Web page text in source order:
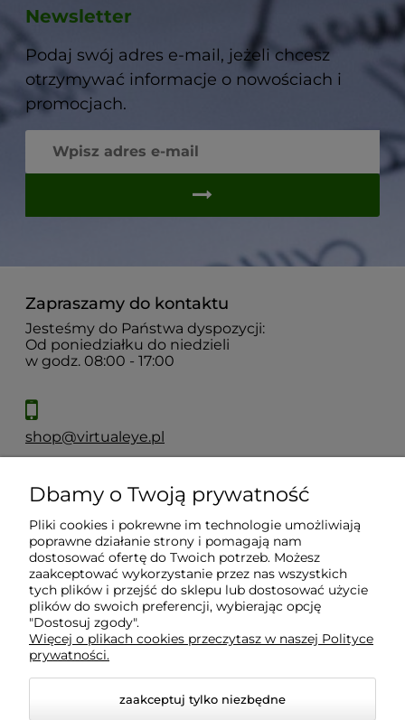
Newsletter
Podaj swój adres e-mail, jeżeli chcesz
otrzymywać informacje o nowościach i
promocjach.
Zapraszamy do kontaktu
Jesteśmy do Państwa dyspozycji:
Od poniedziałku do niedzieli
w godz. 08:00 - 17:00
shop@virtualeye.pl
Moje konto
Płatności i dostawa
Informacje
O nas
Dbamy o Twoją prywatność
Pliki cookies i pokrewne im technologie umożliwiają
poprawne działanie strony i pomagają nam
dostosować ofertę do Twoich potrzeb. Możesz
zaakceptować wykorzystanie przez nas wszystkich
tych plików i przejść do sklepu lub dostosować użycie
plików do swoich preferencji, wybierając opcję
"Dostosuj zgody".
Więcej o plikach cookies przeczytasz w naszej Polityce
prywatności.
zaakceptuj tylko niezbędne